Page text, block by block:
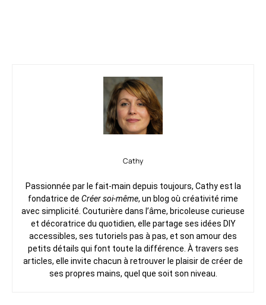
Cathy
Passionnée par le fait-main depuis toujours, Cathy est la
fondatrice de Créer soi-même, un blog où créativité rime
avec simplicité. Couturière dans l’âme, bricoleuse curieuse
et décoratrice du quotidien, elle partage ses idées DIY
accessibles, ses tutoriels pas à pas, et son amour des
petits détails qui font toute la différence. À travers ses
articles, elle invite chacun à retrouver le plaisir de créer de
ses propres mains, quel que soit son niveau.